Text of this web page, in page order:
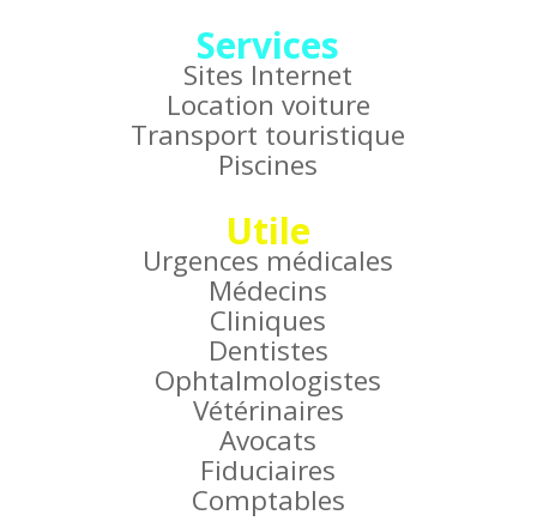
Services
Sites Internet
Location voiture
Transport touristique
Piscines
Utile
Urgences médicales
Médecins
Cliniques
Dentistes
Ophtalmologistes
Vétérinaires
Avocats
Fiduciaires
Comptables